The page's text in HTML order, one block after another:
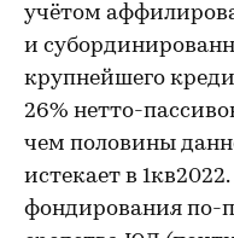
учётом
и
крупнейшего
26% нетто-
чем половины
истекает в
фондирования по-